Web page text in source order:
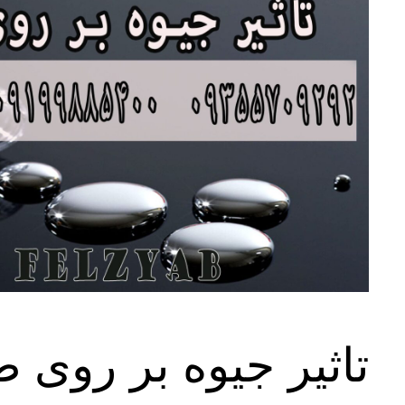
تاثیر جیوه بر روی